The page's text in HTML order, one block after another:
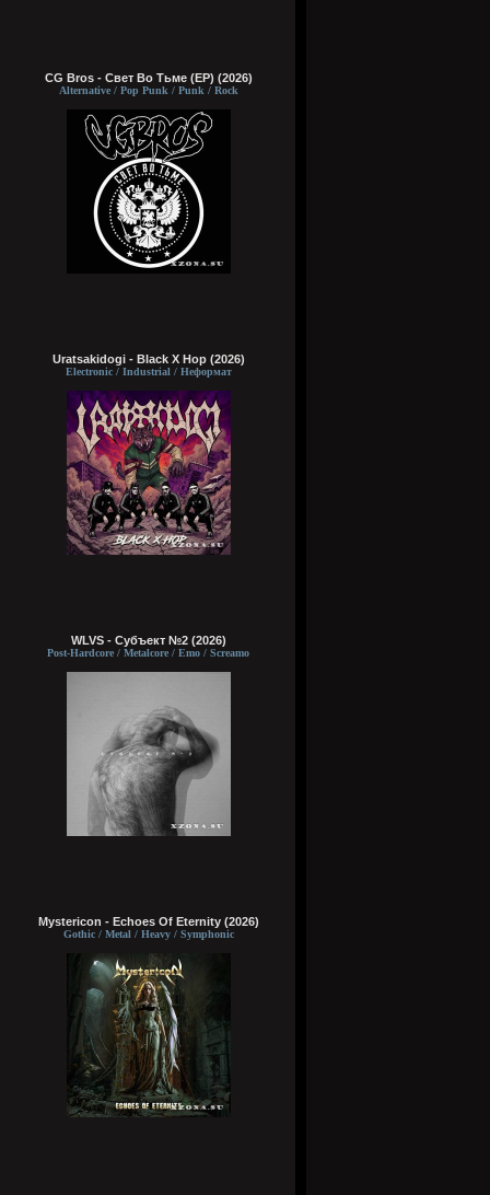
CG Bros - Свет Во Тьме (EP) (2026)
Alternative / Pop Punk / Punk / Rock
Uratsakidogi - Black X Hop (2026)
Electronic / Industrial / Неформат
WLVS - Субъект №2 (2026)
Post-Hardcore / Metalcore / Emo / Screamo
Mystericon - Echoes Of Eternity (2026)
Gothic / Metal / Heavy / Symphonic